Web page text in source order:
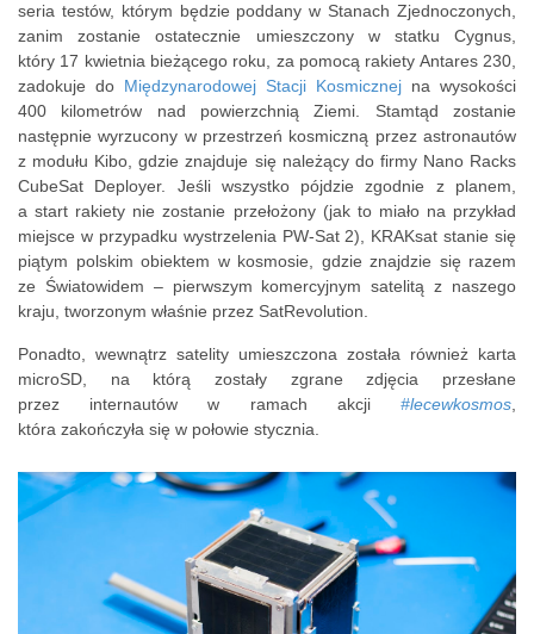
seria testów, którym będzie poddany w Stanach Zjednoczonych,
zanim zostanie ostatecznie umieszczony w statku Cygnus,
który 17 kwietnia bieżącego roku, za pomocą rakiety Antares 230,
zadokuje do Międzynarodowej Stacji Kosmicznej na wysokości
400 kilometrów nad powierzchnią Ziemi. Stamtąd zostanie
następnie wyrzucony w przestrzeń kosmiczną przez astronautów
z modułu Kibo, gdzie znajduje się należący do firmy Nano Racks
CubeSat Deployer. Jeśli wszystko pójdzie zgodnie z planem,
a start rakiety nie zostanie przełożony (jak to miało na przykład
miejsce w przypadku wystrzelenia PW-Sat 2), KRAKsat stanie się
piątym polskim obiektem w kosmosie, gdzie znajdzie się razem
ze Światowidem – pierwszym komercyjnym satelitą z naszego
kraju, tworzonym właśnie przez SatRevolution.
Ponadto, wewnątrz satelity umieszczona została również karta
microSD, na którą zostały zgrane zdjęcia przesłane
przez internautów w ramach akcji #lecewkosmos
która zakończyła się w połowie stycznia.